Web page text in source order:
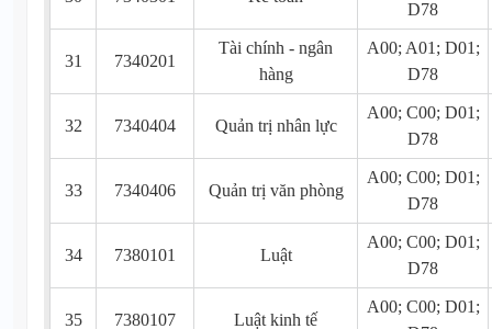
D78
31 7340201
Tài chính - ngân
hàng
A00; A01; D01;
D78
32 7340404 Quản trị nhân lực
A00; C00; D01;
D78
33 7340406 Quản trị văn phòng
A00; C00; D01;
D78
34 7380101 Luật
A00; C00; D01;
D78
35 7380107 Luật kinh tế
A00; C00; D01;